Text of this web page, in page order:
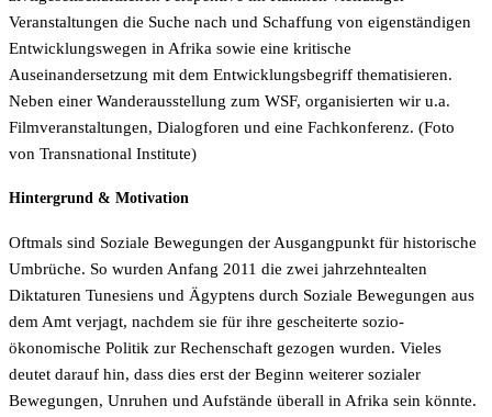
Veranstaltungen die Suche nach und Schaffung von eigenständigen
Entwicklungswegen in Afrika sowie eine kritische
Auseinandersetzung mit dem Entwicklungsbegriff thematisieren.
Neben einer Wanderausstellung zum WSF, organisierten wir u.a.
Filmveranstaltungen, Dialogforen und eine Fachkonferenz. (Foto
von Transnational Institute)
Hintergrund & Motivation
Oftmals sind Soziale Bewegungen der Ausgangpunkt für historische
Umbrüche. So wurden Anfang 2011 die zwei jahrzehntealten
Diktaturen Tunesiens und Ägyptens durch Soziale Bewegungen aus
dem Amt verjagt, nachdem sie für ihre gescheiterte sozio-
ökonomische Politik zur Rechenschaft gezogen wurden. Vieles
deutet darauf hin, dass dies erst der Beginn weiterer sozialer
Bewegungen, Unruhen und Aufstände überall in Afrika sein könnte.